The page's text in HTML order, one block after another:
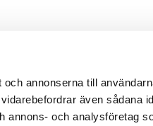
annonserna till
även sådana
annons- och analysföretag
Leverans- och
Elektronisk
Produktväljare